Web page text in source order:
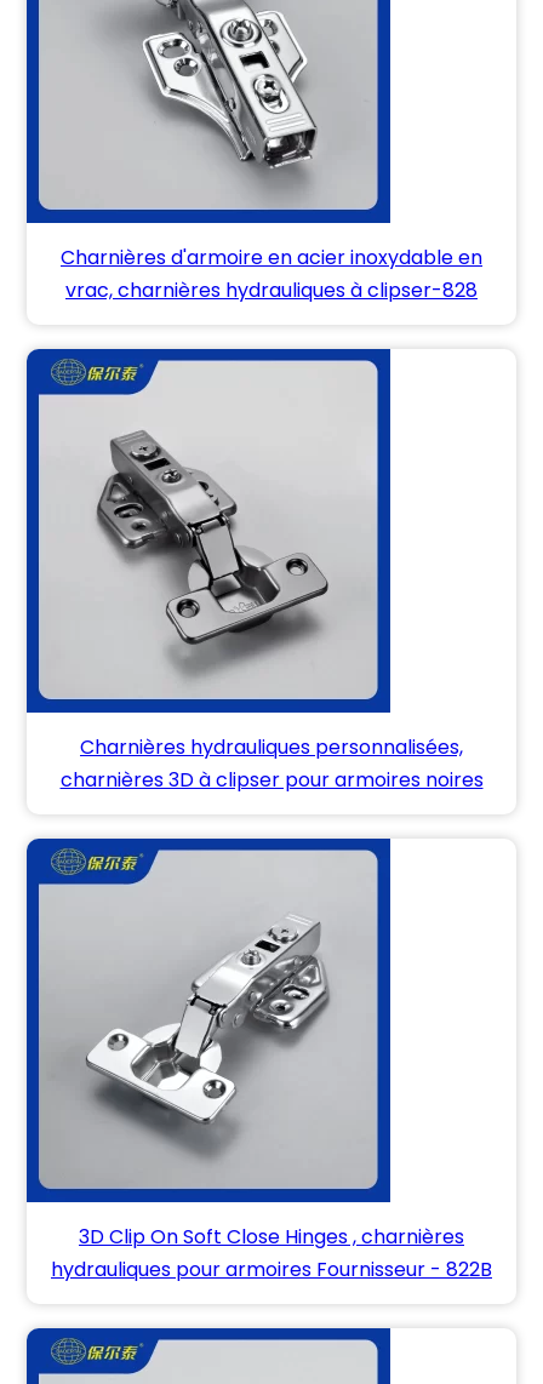
Charnières d'armoire en acier inoxydable en
vrac, charnières hydrauliques à clipser-828
Charnières hydrauliques personnalisées,
charnières 3D à clipser pour armoires noires
3D Clip On Soft Close Hinges , charnières
hydrauliques pour armoires Fournisseur - 822B